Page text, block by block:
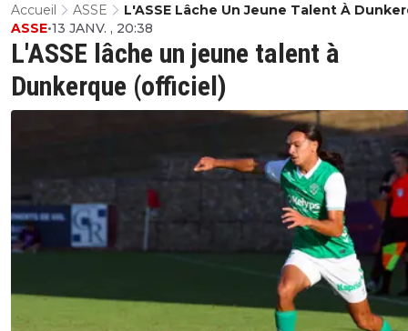
Accueil ASSE
L'ASSE Lâche Un Jeune Talent À
(officiel)
L'ASSE lâche un jeune talent à
Dunkerque (officiel)
ASSE•13 JANV. , 20:38